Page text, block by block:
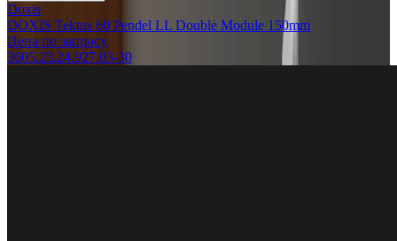
Doxis
DOXIS Tektus 60 Pendel LL Double Module 150mm
Цена по запросу
3605.23.24.927.03-30